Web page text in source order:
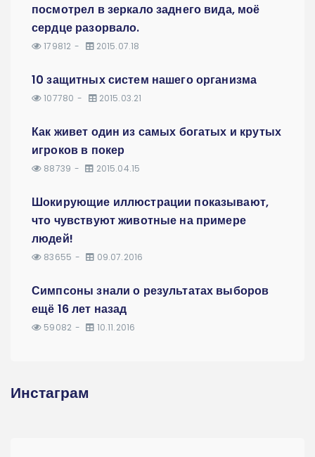
посмотрел в зеркало заднего вида, моё
сердце разорвало.
179812 2015.07.18
10 защитных систем нашего организма
107780 2015.03.21
Как живет один из самых богатых и крутых
игроков в покер
88739 2015.04.15
Шокирующие иллюстрации показывают,
что чувствуют животные на примере
людей!
83655 09.07.2016
Симпсоны знали о результатах выборов
ещё 16 лет назад
59082 10.11.2016
Инстаграм